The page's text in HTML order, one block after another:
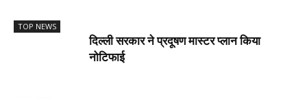
TOP NEWS
दिल्ली सरकार ने प्रदूषण मास्टर प्लान किया
नोटिफाई